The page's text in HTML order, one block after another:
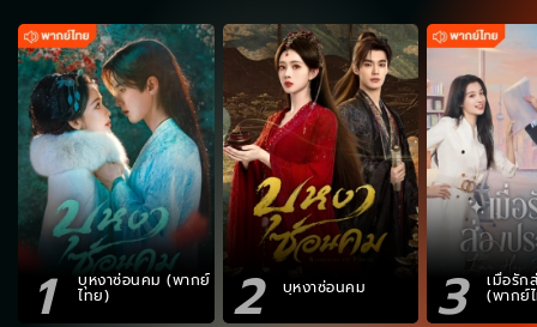
1 บุหงาซ่อนคม (พากย์
ไทย) 2 บุหงาซ่อนคม 3 เมื่อรัก
(พากย์